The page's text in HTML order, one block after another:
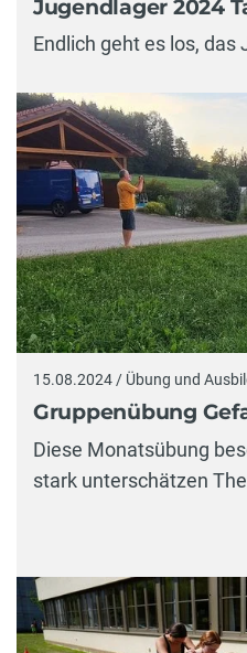
Jugendlager 2024
Endlich geht es los,
15.08.2024 / Übung und
Gruppenübung
Diese Monatsübung
stark unterschätzen